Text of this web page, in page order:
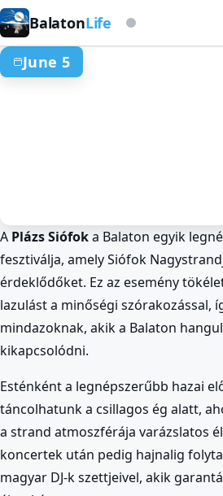
BalatonLife Viharjelző
June 5
Rendezvények és Fesztiválok Tavasz
Plázs Siófok:
koncertek bulik a
Jun 5. · egész nap
A Plázs Siófoka Balaton egyik
fesztiválja, amely Siófok
érdeklődőket. Ez az esemény
lazulást a minőségi szórakozással,
mindazoknak, akik a Balaton
kikapcsolódni.
Esténként a legnépszerűbb hazai
táncolhatunk a csillagos ég alatt,
a strand atmoszférája varázslatos
koncertek után pedig hajnalig
magyar DJ-k szettjeivel, akik